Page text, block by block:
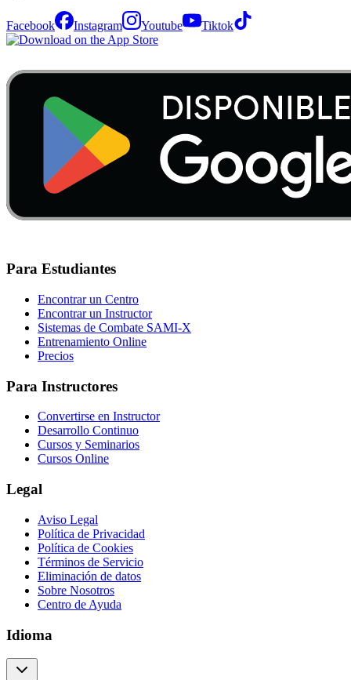
Facebook Instagram Youtube Tiktok
Para Estudiantes
Encontrar un Centro
Encontrar un Instructor
Sistemas de Combate SAMI-X
Entrenamiento Online
Precios
Para Instructores
Convertirse en Instructor
Desarrollo Continuo
Cursos y Seminarios
Cursos Online
Legal
Aviso Legal
Política de Privacidad
Política de Cookies
Términos de Servicio
Eliminación de datos
Sobre Nosotros
Centro de Ayuda
Idioma